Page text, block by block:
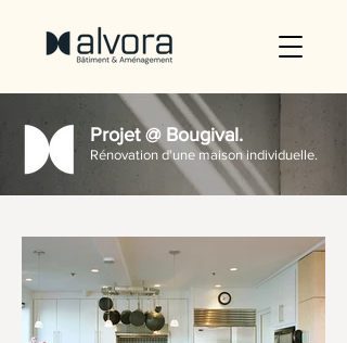
Projet @ Bougival.
Rénovation d'une maison individuelle.